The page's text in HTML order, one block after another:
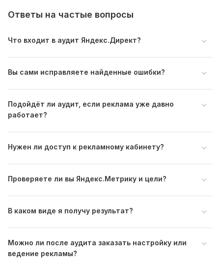
Ответы на частые вопросы
Что входит в аудит Яндекс.Директ?
Вы сами исправляете найденные ошибки?
Подойдёт ли аудит, если реклама уже давно
работает?
Нужен ли доступ к рекламному кабинету?
Проверяете ли вы Яндекс.Метрику и цели?
В каком виде я получу результат?
Можно ли после аудита заказать настройку или
ведение рекламы?